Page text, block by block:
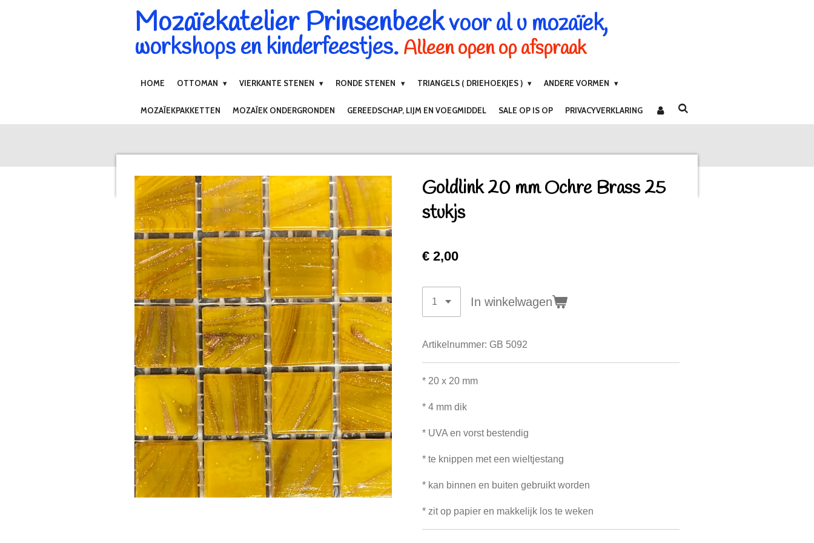
Mozaïekatelier Prinsenbeekvoor al u mozaïek,
workshops en kinderfeestjes. Alleen open op afspraak
HOME OTTOMAN VIERKANTE STENEN RONDE STENEN TRIANGELS ( DRIEHOEKJES ) ANDERE VORMEN
MOZAÏEKPAKKETTEN MOZAÏEK ONDERGRONDEN GEREEDSCHAP, LIJM EN VOEGMIDDEL SALE OP IS OP PRIVACYVERKLARING
Goldlink 20 mm Ochre Brass 25
stukjs
€ 2,00
In winkelwagen
Artikelnummer: GB 5092
* 20 x 20 mm
* 4 mm dik
* UVA en vorst bestendig
* te knippen met een wieltjestang
* kan binnen en buiten gebruikt worden
* zit op papier en makkelijk los te weken